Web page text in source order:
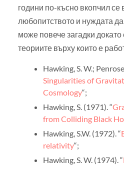
години по-късно вкопчил се
любопитството и нуждата
може повече загадки
теориите върху които е
Hawking, S. W.;
Singularities of
Cosmology“;
Hawking, S. (1971). “
from Colliding Black
Hawking, S.W. (1972). “
relativity“;
Hawking, S. W. (1974). “